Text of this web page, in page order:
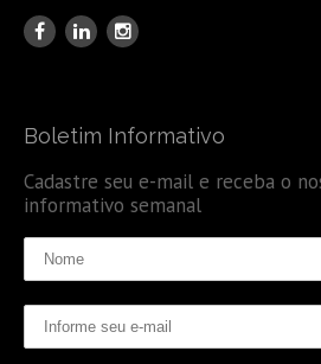
Boletim Informativo
Cadastre seu e-mail e receba o
informativo semanal